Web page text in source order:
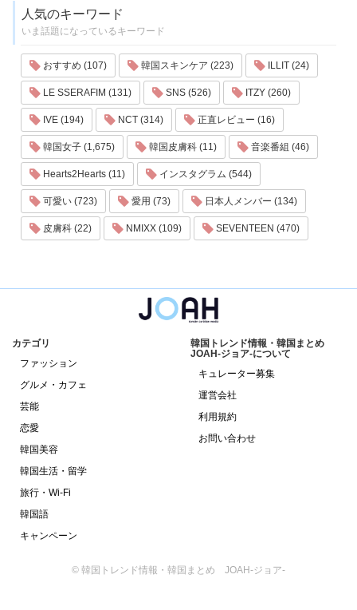
人気のキーワード
いま話題になっているキーワード
おすすめ (107) 韓国スキンケア (223) ILLIT (24)
LE SSERAFIM (131) SNS (526) ITZY (260)
IVE (194) NCT (314) 正直レビュー (16)
韓国女子 (1,675) 韓国皮膚科 (11) 音楽番組 (46)
Hearts2Hearts (11) インスタグラム (544)
可愛い (723) 愛用 (73) 日本人メンバー (134)
皮膚科 (22) NMIXX (109) SEVENTEEN (470)
カテゴリ
ファッション
グルメ・カフェ
芸能
恋愛
韓国美容
韓国生活・留学
旅行・Wi-Fi
韓国語
キャンペーン
韓国トレンド情報・韓国まとめ
JOAH-ジョア-について
キュレーター募集
運営会社
利用規約
お問い合わせ
© 韓国トレンド情報・韓国まとめ JOAH-ジョア-